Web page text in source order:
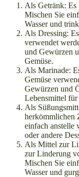
Als Getränk: Es
Mischen Sie
Wasser und
Als Dressing:
verwendet
und Gewürzen
Gemüse.
Als Marinade:
Gemüse
Gewürzen und
Lebensmittel
Als
herkömmlichen
einfach anstelle
oder andere
Als Mittel zur
zur Linderung
Mischen Sie
Wasser und